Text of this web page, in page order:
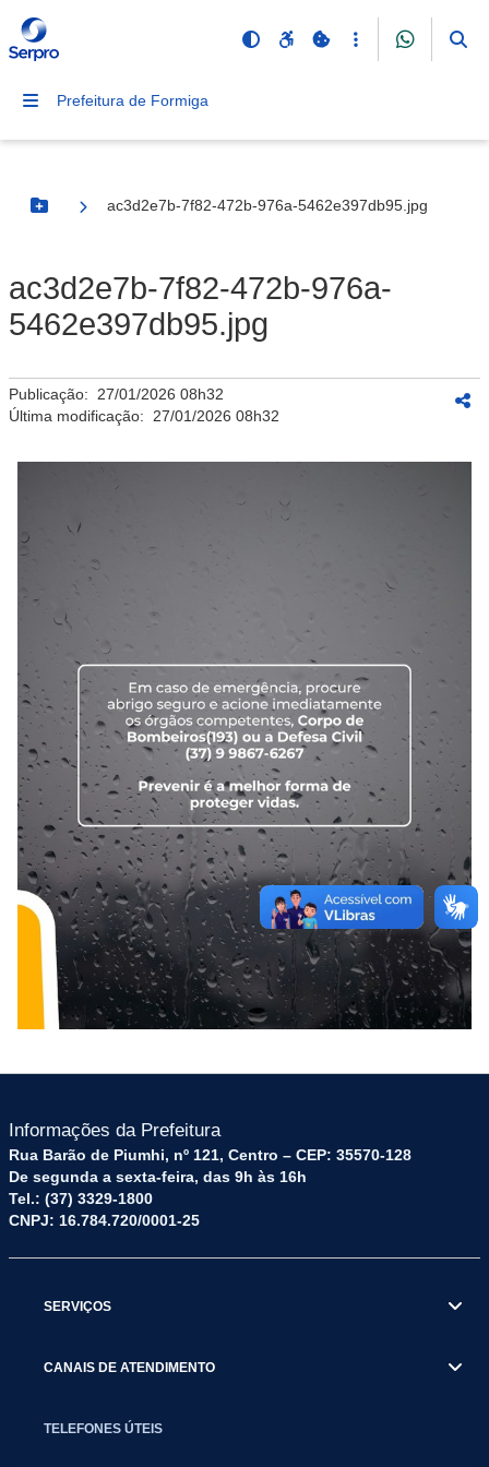
Prefeitura de Formiga
Botão Menu
ac3d2e7b-7f82-472b-976a-5462e397db95.jpg
ac3d2e7b-7f82-472b-976a-
5462e397db95.jpg
Publicação: 27/01/2026 08h32
Última modificação: 27/01/2026 08h32
Informações da Prefeitura
Rua Barão de Piumhi, nº 121, Centro – CEP: 35570-128
De segunda a sexta-feira, das 9h às 16h
Tel.: (37) 3329-1800
CNPJ: 16.784.720/0001-25
SERVIÇOS
CANAIS DE ATENDIMENTO
TELEFONES ÚTEIS